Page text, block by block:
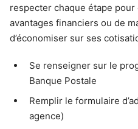
respecter chaque étape
avantages financiers ou de
d’économiser sur ses
Se renseigner sur le
Banque Postale
Remplir le formulaire
agence)